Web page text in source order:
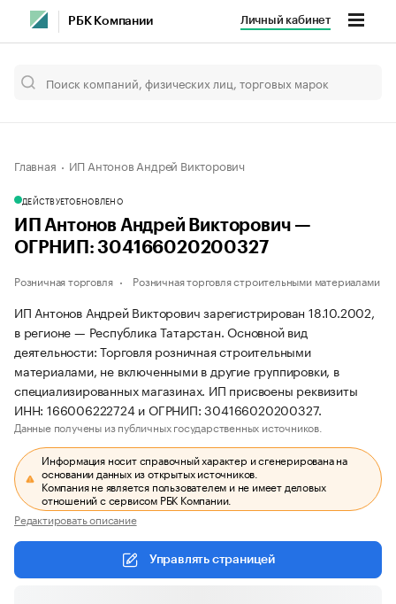
РБК Компании Личный кабинет
Главная ИП Антонов Андрей Викторович
ДЕЙСТВУЕТОБНОВЛЕНО
ИП Антонов Андрей Викторович —
ОГРНИП: 304166020200327
Розничная торговля Розничная торговля строительными материалами
ИП Антонов Андрей Викторович зарегистрирован 18.10.2002,
в регионе — Республика Татарстан. Основной вид
деятельности: Торговля розничная строительными
материалами, не включенными в другие группировки, в
специализированных магазинах. ИП присвоены реквизиты
ИНН: 166006222724 и ОГРНИП: 304166020200327.
Данные получены из публичных государственных источников.
Информация носит справочный характер и сгенерирована на
основании данных из открытых источников.
Компания не является пользователем и не имеет деловых
отношений с сервисом РБК Компании.
Редактировать описание
Управлять страницей